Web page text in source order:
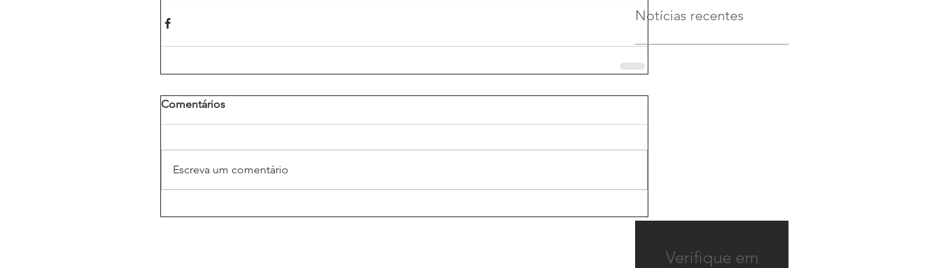
Comentários
Escreva um comentário
Notícias recentes
Verifique em